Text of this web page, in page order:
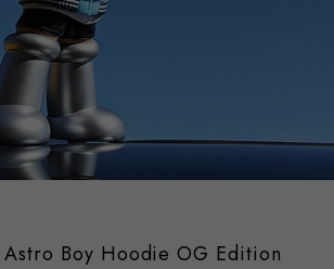
Astro Boy Hoodie OG Edition